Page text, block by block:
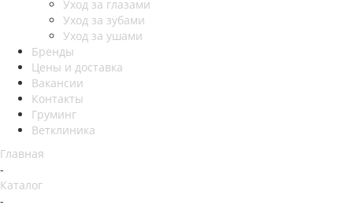
Уход за глазами
Уход за зубами
Уход за ушами
Бренды
Цены и доставка
Вакансии
Контакты
Груминг
Ветклиника
Главная
-
Каталог
-